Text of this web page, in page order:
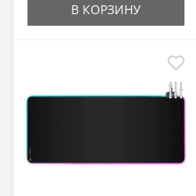
В КОРЗИНУ